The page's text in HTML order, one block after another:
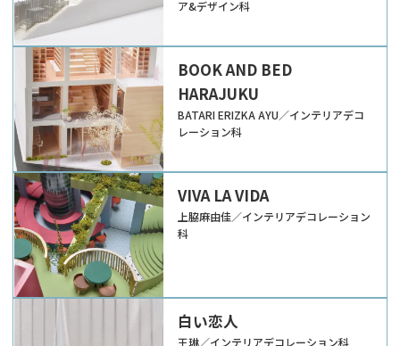
ア&デザイン科
BOOK AND BED
HARAJUKU
BATARI ERIZKA AYU／インテリアデコ
レーション科
VIVA LA VIDA
上脇麻由佳／インテリアデコレーション
科
白い恋人
王琳／インテリアデコレーション科